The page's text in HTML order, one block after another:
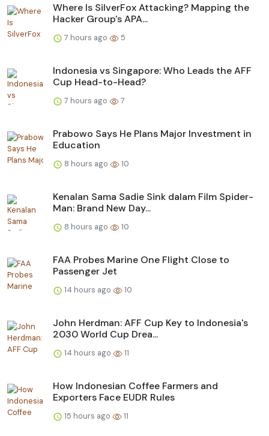
Where Is SilverFox Attacking? Mapping the
Hacker Group's APA...
7 hours ago 5
Indonesia vs Singapore: Who Leads the AFF
Cup Head-to-Head?
7 hours ago 7
Prabowo Says He Plans Major Investment in
Education
8 hours ago 10
Kenalan Sama Sadie Sink dalam Film Spider-
Man: Brand New Day...
8 hours ago 10
FAA Probes Marine One Flight Close to
Passenger Jet
14 hours ago 10
John Herdman: AFF Cup Key to Indonesia's
2030 World Cup Drea...
14 hours ago 11
How Indonesian Coffee Farmers and
Exporters Face EUDR Rules
15 hours ago 11